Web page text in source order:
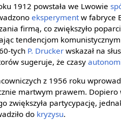
1912 powstała we Lwowie
eksperyment w fabryce
firmą, co zwiększyło
tendencjom
tych P. Drucker wskazał na
sugeruje, że czasy
z 1956 roku
martwym prawem.
zwiększyła partycypację,
do kryzysu.